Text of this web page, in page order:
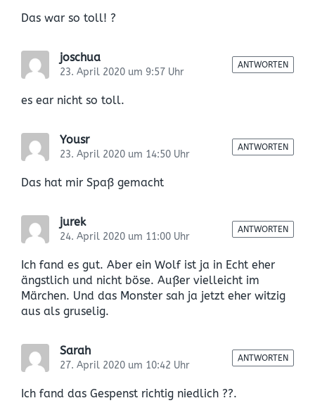
a
u
m
t
a
i
a
g
Das war so toll! ?
joschua
23. April 2020 um 9:57 Uhr
es ear nicht so toll.
ANTWORTEN
Yousr
23. April 2020 um 14:50 Uhr
Das hat mir Spaß gemacht
ANTWORTEN
jurek
24. April 2020 um 11:00 Uhr
Ich fand es gut. Aber ein Wolf ist ja in Echt eher
ängstlich und nicht böse. Außer vielleicht im
Märchen. Und das Monster sah ja jetzt eher witzig
aus als gruselig.
ANTWORTEN
Sarah
27. April 2020 um 10:42 Uhr
Ich fand das Gespenst richtig niedlich ??.
ANTWORTEN